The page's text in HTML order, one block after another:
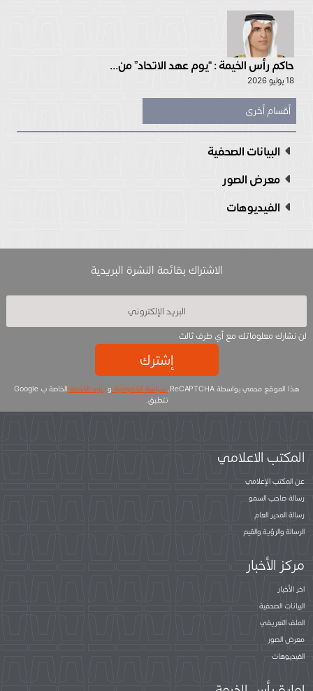
حاكم رأس الخيمة : “يوم عهد الاتحاد” من...
18 يوليو 2026
أقسام أخرى
البيانات الصحفية
معرض الصور
الفيديوهات
الاشتراك بقائمة النشرة البريدية
لن نشارك معلوماتك مع أي طرف ثالث
إشترك
هذا الموقع محمي بواسطة ReCAPTCHA. سياسة الخصوصية وبنود الخدمة
الخاصة ب Google
تتطبق.
المكتب الاعلامي
عن المكتب الإعلامي
رسالة صاحب السمو
رسالة المدير العام
الرسالة والرؤية والقيم
مركز الأخبار
اخر الأخبار
البيانات الصحفية
الملف التعريفي
معرض الصور
الفيديوهات